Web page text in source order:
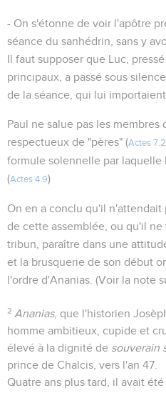
- On s'étonne de voir l'apôtre
séance du sanhédrin, sans y
Il faut supposer que Luc,
principaux, a passé sous
de la séance, qui lui importaient
Paul ne salue pas les
respectueux de "pères" (Actes 7.2
formule solennelle par laquelle
(Actes 4.9)
On en a conclu qu'il
de cette assemblée, ou qu'il
tribun, paraître dans une
et la brusquerie de son début
l'ordre d'Ananias. (Voir la note
2 Ananias, que l'historien
homme ambitieux, cupide et
élevé à la dignité de souverain
prince de Chalcis, vers l'an 47.
Quatre ans plus tard, il avait